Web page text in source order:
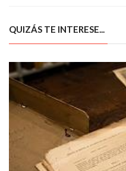
QUIZÁS TE INTERESE...